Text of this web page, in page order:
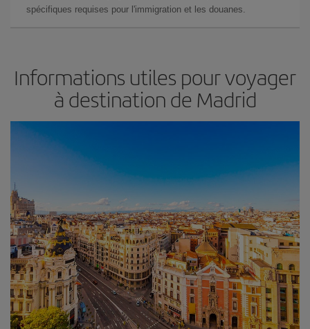
spécifiques requises pour l'immigration et les douanes.
Informations utiles pour voyager
à destination de Madrid